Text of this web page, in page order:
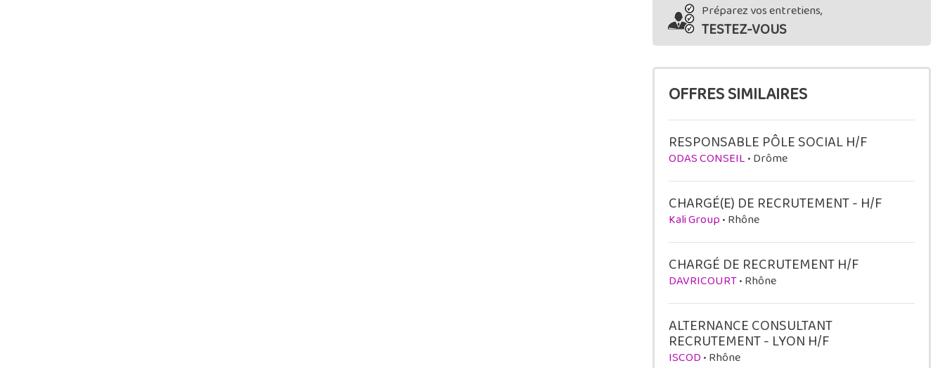
Préparez vos entretiens,
TESTEZ-VOUS
OFFRES SIMILAIRES
RESPONSABLE PÔLE SOCIAL H/F
ODAS CONSEIL• Drôme
CHARGÉ(E) DE RECRUTEMENT - H/F
Kali Group• Rhône
CHARGÉ DE RECRUTEMENT H/F
DAVRICOURT• Rhône
ALTERNANCE CONSULTANT
RECRUTEMENT - LYON H/F
ISCOD• Rhône